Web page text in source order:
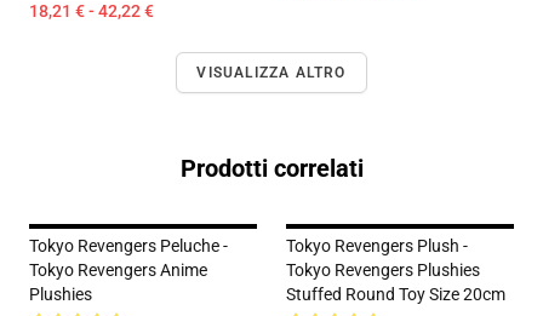
18,21 € - 42,22 €
VISUALIZZA ALTRO
Prodotti correlati
Tokyo Revengers Peluche -
Tokyo Revengers Anime
Plushies
Tokyo Revengers Plush -
Tokyo Revengers Plushies
Stuffed Round Toy Size 20cm